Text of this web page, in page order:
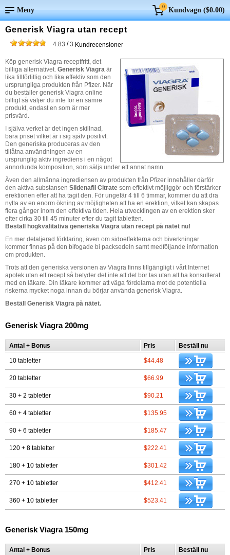
Meny 0 Kundvagn ($0.00)
Generisk Viagra utan recept
4.83 /3 Kundrecensioner
Köp generisk Viagra receptfritt, det
billiga alternativet. Generisk Viagra är
lika tillförlitlig och lika effektiv som den
ursprungliga produkten från Pfizer. När
du beställer generisk Viagra online
billigt så väljer du inte för en sämre
produkt, endast en som är mer
prisvärd.
I själva verket är det ingen skillnad,
bara priset vilket är i sig själv positivt.
Den generiska produceras av den
tillåtna användningen av en
ursprunglig aktiv ingrediens i en något
annorlunda komposition, som säljs under ett annat namn.
Även den allmänna ingrediensen av produkten från Pfizer innehåller därför
den aktiva substansen Sildenafil Citrate som effektivt möjliggör och förstärker
erektionen efter att ha tagit den. För ungefär 4 till 6 timmar, kommer du att dra
nytta av en enorm ökning av möjligheten att ha en erektion, vilket kan skapas
flera gånger inom den effektiva tiden. Hela utvecklingen av en erektion sker
efter cirka 30 till 45 minuter efter du tagit tabletten.
Beställ högkvalitativa generiska Viagra utan recept på nätet nu!
En mer detaljerad förklaring, även om sidoeffekterna och biverkningar
kommer finnas på den bifogade bi packsedeln samt medföljande information
om produkten.
Trots att den generiska versionen av Viagra finns tillgängligt i vårt Internet
apotek utan ett recept så betyder det inte att det bör tas utan att ha konsulterat
med en läkare. Din läkare kommer att väga fördelarna mot de potentiella
riskerna mycket noga innan du börjar använda generisk Viagra.
Beställ Generisk Viagra på nätet.
Generisk Viagra 200mg
Antal + Bonus Pris Beställ nu
10 tabletter $44.48
20 tabletter $66.99
30 + 2 tabletter $90.21
60 + 4 tabletter $135.95
90 + 6 tabletter $185.47
120 + 8 tabletter $222.41
180 + 10 tabletter $301.42
270 + 10 tabletter $412.41
360 + 10 tabletter $523.41
Generisk Viagra 150mg
Antal + Bonus Pris Beställ nu